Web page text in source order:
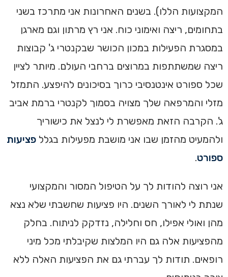
המקצועות הללו). בשנים האחרונות אני מתרכז בשני
בתחומים, ריצה ואימוני כוח. אני רץ מרתון וגם מארגן
במסגרת הפעילות במכון הכושר שבקנטרי ג' קבוצות
ריצה שמשתתפות במרוצים ברחבי העולם. מיותר לציין
שכל ספורט אינטנסיבי כרוך בסיכונים להיפצע. התמזל
מזלי והמרפאה שלך מצויה בסמוך לקנטרי ברמת אביב
ג'. הקרבה הזאת מאפשרת לי לנצל את כישוריך
ולהמעיט מהזמן שבו אני מושבת מפעילות בגלל פציעות
ספורט.
אני רוצה להודות לך על הטיפול המסור והמקצועי
שנתת לי לאורך השנים. היו פציעות שחשבתי שלא נצא
מהן ואולי אפילו, חס וחלילה, נזדקק לניתוח. בחלק
מהפציעות אלה גם היו המלצות שקיבלתי מכל מיני
רופאים. תודות לך עברתי גם את הפציעות האלה ללא